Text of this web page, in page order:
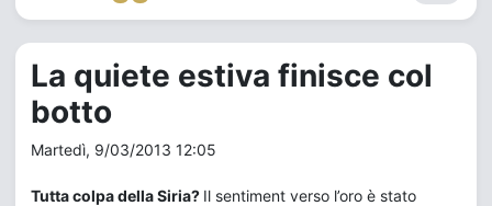
La quiete estiva finisce col
botto
Martedì, 9/03/2013 12:05
Tutta colpa della Siria? Il sentiment verso l’oro è stato